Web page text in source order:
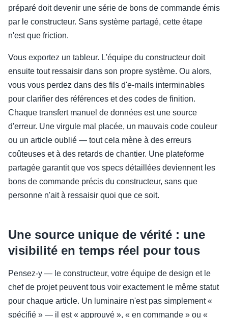
préparé doit devenir une série de bons de commande émis
par le constructeur. Sans système partagé, cette étape
n'est que friction.
Vous exportez un tableur. L'équipe du constructeur doit
ensuite tout ressaisir dans son propre système. Ou alors,
vous vous perdez dans des fils d'e-mails interminables
pour clarifier des références et des codes de finition.
Chaque transfert manuel de données est une source
d'erreur. Une virgule mal placée, un mauvais code couleur
ou un article oublié — tout cela mène à des erreurs
coûteuses et à des retards de chantier. Une plateforme
partagée garantit que vos specs détaillées deviennent les
bons de commande précis du constructeur, sans que
personne n'ait à ressaisir quoi que ce soit.
Une source unique de vérité : une
visibilité en temps réel pour tous
Pensez-y — le constructeur, votre équipe de design et le
chef de projet peuvent tous voir exactement le même statut
pour chaque article. Un luminaire n'est pas simplement «
spécifié » — il est « approuvé », « en commande » ou «